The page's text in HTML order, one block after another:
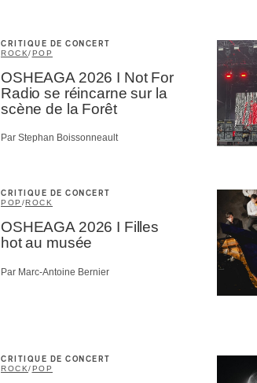
CRITIQUE DE CONCERT
ROCK/POP
OSHEAGA 2026 I Not For
Radio se réincarne sur la
scène de la Forêt
Par Stephan Boissonneault
CRITIQUE DE CONCERT
POP /ROCK
OSHEAGA 2026 I Filles
hot au musée
Par Marc-Antoine Bernier
CRITIQUE DE CONCERT
ROCK/POP